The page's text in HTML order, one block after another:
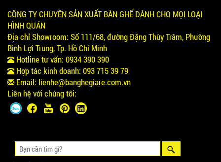
CÔNG TY CHUYÊN SẢN XUẤT BÀN GHẾ DÀNH CHO MỌI LOẠI
HÌNH QUÁN
Địa chỉ Showroom: Số 111/68, đường Đặng Thùy Trâm, Phường
Bình Lợi Trung, Tp. Hồ Chí Minh
Hotline tư vấn: 0934 390 390
Hợp tác kinh doanh: 093 715 39 79
Email: lienhe@banghegiare.com.vn
Liên hệ với chúng tôi: